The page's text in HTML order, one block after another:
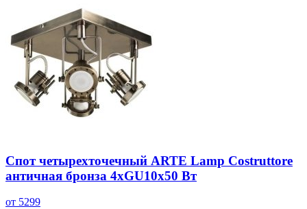
Спот четырехточечный ARTE Lamp Costruttore
античная бронза 4хGU10х50 Вт
от 5299